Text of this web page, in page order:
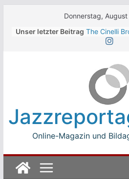
Donnerstag,
Unser letzter Beitrag The Cinelli
Winterbach
Beth Hart
Luca
Modena auf
The Boss
Open
Online-Magazin und